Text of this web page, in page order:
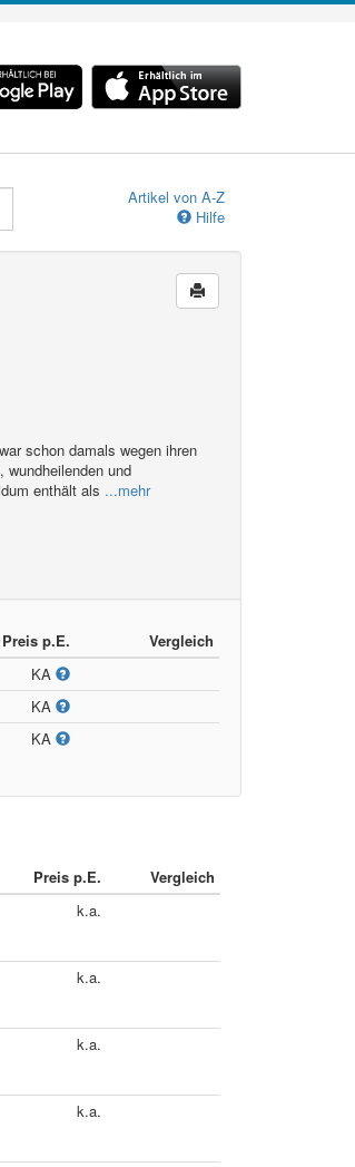
Artikel von A-Z
Hilfe
schon damals wegen ihren
und
enthält als ...mehr
Preis p.E.
Vergleich
KA
KA
KA
Preis p.E.
Vergleich
k.a.
k.a.
k.a.
k.a.